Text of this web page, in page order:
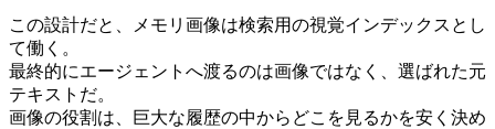
この設計だと、メモリ画像は検索用の視覚インデックスとし
て働く。
最終的にエージェントへ渡るのは画像ではなく、選ばれた元
テキストだ。
画像の役割は、巨大な履歴の中からどこを見るかを安く決め